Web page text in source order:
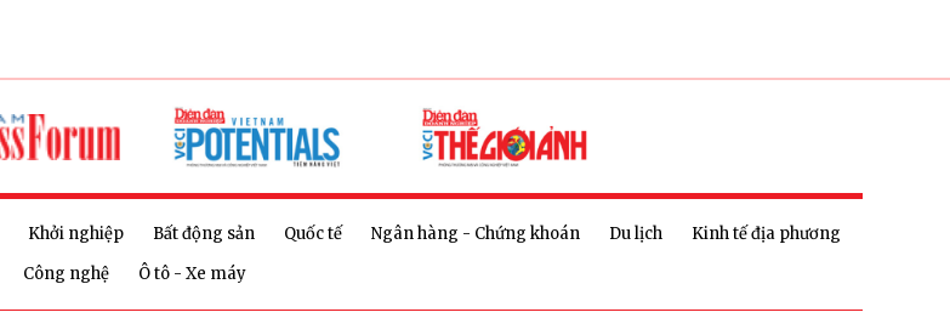
Khởi nghiệp Bất động sản Quốc tế Ngân hàng - Chứng khoán Du lịch
Kinh tế địa phương
Công nghệ
Ô tô - Xe máy